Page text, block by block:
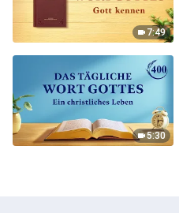
7:49
5:30